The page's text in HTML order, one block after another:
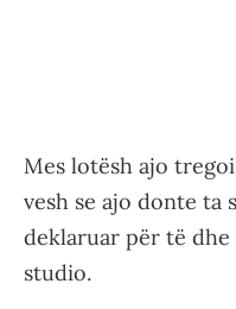
Mes lotësh ajo
vesh se ajo donte ta
deklaruar për të
studio.